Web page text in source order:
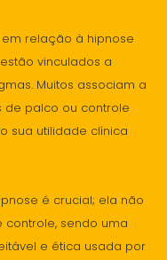
relação à hipnose
vinculados a
Muitos associam a
de palco ou controle
sua utilidade clínica
é crucial; ela não
sendo uma
e ética usada por